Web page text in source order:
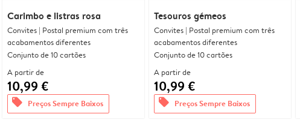
Carimbo e listras rosa
Convites | Postal premium com três
acabamentos diferentes
Conjunto de 10 cartões
A partir de
10,99 €
offers Preços Sempre Baixos
Tesouros gémeos
Convites | Postal premium com três
acabamentos diferentes
Conjunto de 10 cartões
A partir de
10,99 €
offers Preços Sempre Baixos